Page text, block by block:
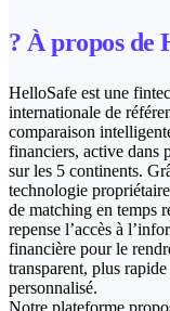
? À propos de
HelloSafe est une
internationale de
comparaison
financiers, active dans
sur les 5 continents.
technologie
de matching en temps
repense l’accès à
financière pour le
transparent, plus
personnalisé.
Notre plateforme